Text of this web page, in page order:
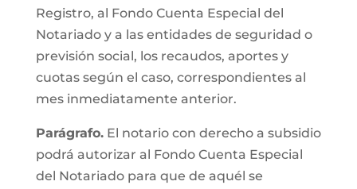
Registro, al Fondo Cuenta Especial del
Notariado y a las entidades de seguridad o
previsión social, los recaudos, aportes y
cuotas según el caso, correspondientes al
mes inmediatamente anterior.
Parágrafo.El notario con derecho a subsidio
podrá autorizar al Fondo Cuenta Especial
del Notariado para que de aquél se